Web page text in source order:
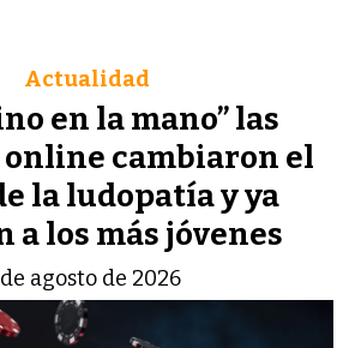
en la mano” las
online cambiaron el
la ludopatía y ya
a los más jóvenes
Actualidad
agosto de 2026